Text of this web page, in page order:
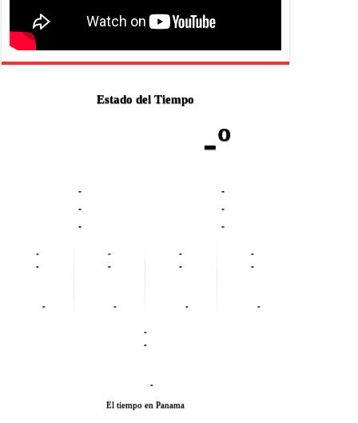
Estado del Tiempo
-º
-
-
-
-
-
-
-
-
-
-
-
-
-
-
-
-
-
-
-
-
-
El tiempo en Panama